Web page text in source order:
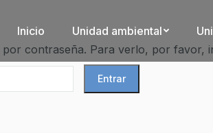
Inicio Unidad ambiental
por contraseña. Para verlo, por favor,